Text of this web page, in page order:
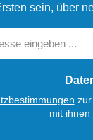
sein, über
mit ihnen